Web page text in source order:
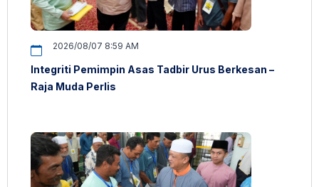
2026/08/07 8:59 AM
Integriti Pemimpin Asas Tadbir Urus Berkesan –
Raja Muda Perlis